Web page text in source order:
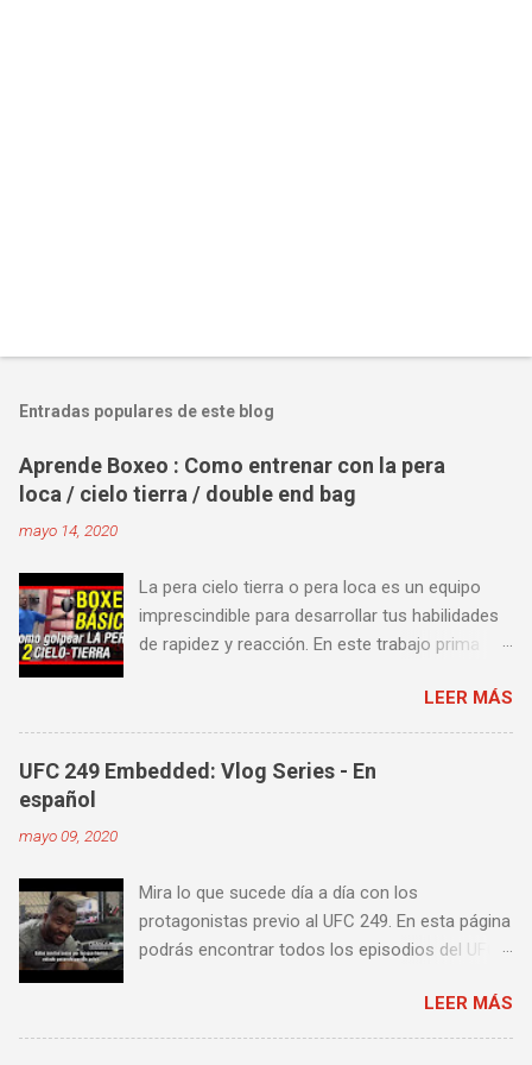
Entradas populares de este blog
Aprende Boxeo : Como entrenar con la pera
loca / cielo tierra / double end bag
mayo 14, 2020
La pera cielo tierra o pera loca es un equipo
imprescindible para desarrollar tus habilidades
de rapidez y reacción. En este trabajo prima
fuerza o la contundencia. Este trabajo también
es fenomenal para desarrollar esquives y
contra golpes a alta velocidad; así como
también las entradas rápidas para acortar
algunos videos donde puedes aprender a
golpear la pera cielo tierra o pera loca. En esta
lista de videos podrás ver diversos tipos de
LEER MÁS
UFC 249 Embedded: Vlog Series - En
español
mayo 09, 2020
Mira lo que sucede día a día con los
protagonistas previo al UFC 249. En esta página
podrás encontrar todos los episodios del UFC
castellano. Te sugiero que estés pendiente ya
que día a día iremos actualizando está pagina
LEER MÁS